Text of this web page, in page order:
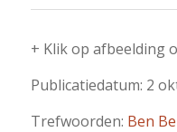
+ Klik op afbeelding
Publicatiedatum: 2
Trefwoorden: Ben